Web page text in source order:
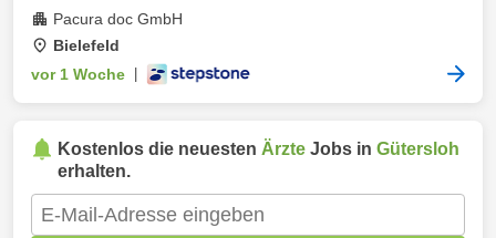
Pacura doc GmbH
Bielefeld
vor 1 Woche
Kostenlos die neuesten Ärzte Jobs in Gütersloh
erhalten.